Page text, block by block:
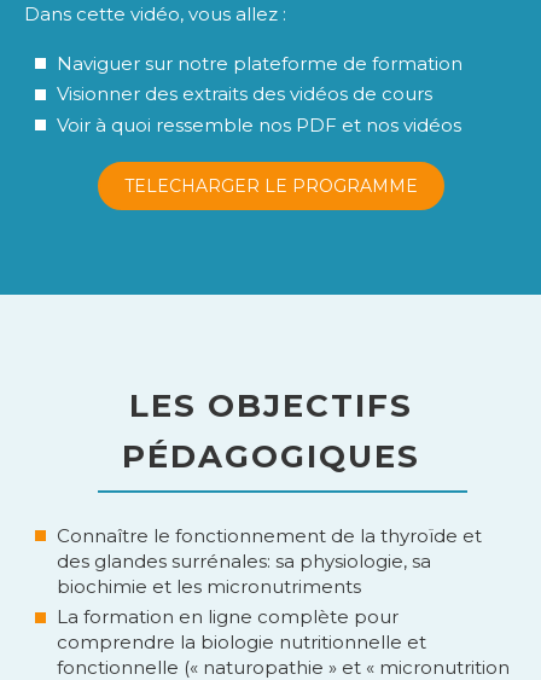
Dans cette vidéo, vous allez :
Naviguer sur notre plateforme de formation
Visionner des extraits des vidéos de cours
Voir à quoi ressemble nos PDF et nos vidéos
TELECHARGER LE PROGRAMME
LES OBJECTIFS
PÉDAGOGIQUES
Connaître le fonctionnement de la thyroïde et
des glandes surrénales: sa physiologie, sa
biochimie et les micronutriments
La formation en ligne complète pour
comprendre la biologie nutritionnelle et
fonctionnelle (« naturopathie » et « micronutrition